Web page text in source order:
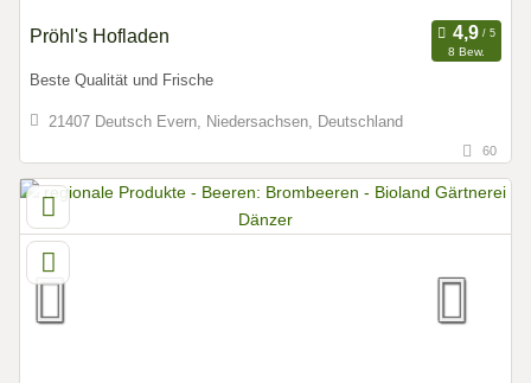
Pröhl's Hofladen
8 Bew.
Beste Qualität und Frische
21407 Deutsch Evern, Niedersachsen, Deutschland
60